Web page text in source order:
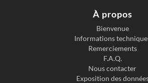
À propos
Bienvenue
Informations
Remerciements
F.A.Q.
Nous contacter
Exposition des